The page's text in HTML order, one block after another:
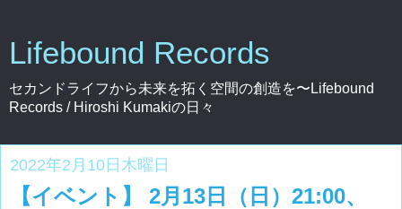
Lifebound Records
セカンドライフから未来を拓く空間の創造を〜Lifebound
Records / Hiroshi Kumakiの日々
2022年2月10日木曜日
【イベント】 2月13日（日）21:00、